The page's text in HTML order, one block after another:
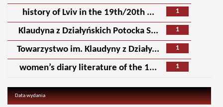
1
history of Lviv in the 19th/20th ...
1
Klaudyna z Działyńskich Potocka S...
1
Towarzystwo im. Klaudyny z Działy...
1
women’s diary literature of the 1...
Data wydania